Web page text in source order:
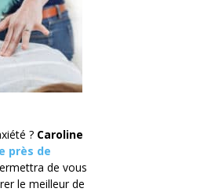
? Caroline
près de
de vous
le meilleur de